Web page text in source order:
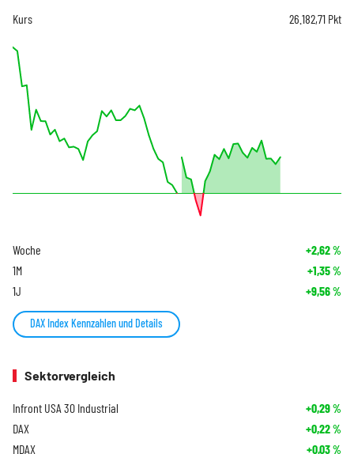
Kurs 26.182,71 Pkt
Woche +2,62%
1M +1,35%
1J +9,56%
DAX Index Kennzahlen und Details
Sektorvergleich
Infront USA 30 Industrial +0,29%
DAX +0,22%
MDAX +0,03%